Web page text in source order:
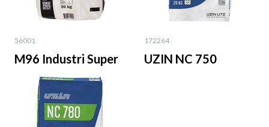
56001
M96 Industri Super
172264
UZIN NC 750